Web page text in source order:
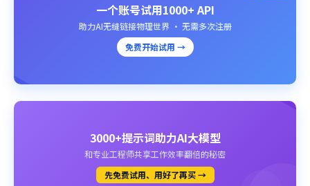
一个账号试用1000+ API
助力AI无缝链接物理世界 · 无需多次注册
免费开始试用 →
3000+提示词助力AI大模型
和专业工程师共享工作效率翻倍的秘密
先免费试用、用好了再买 →